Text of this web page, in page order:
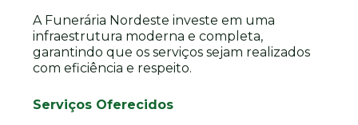
A Funerária Nordeste investe em uma
infraestrutura moderna e completa,
garantindo que os serviços sejam realizados
com eficiência e respeito.
Serviços Oferecidos